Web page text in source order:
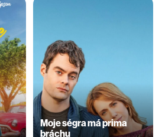
Moje ségra má prima
bráchu